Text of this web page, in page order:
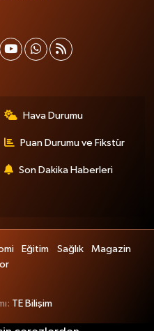
Hava Durumu
Puan Durumu ve Fikstür
Son Dakika Haberleri
Eğitim Sağlık
Magazin
TE Bilişim